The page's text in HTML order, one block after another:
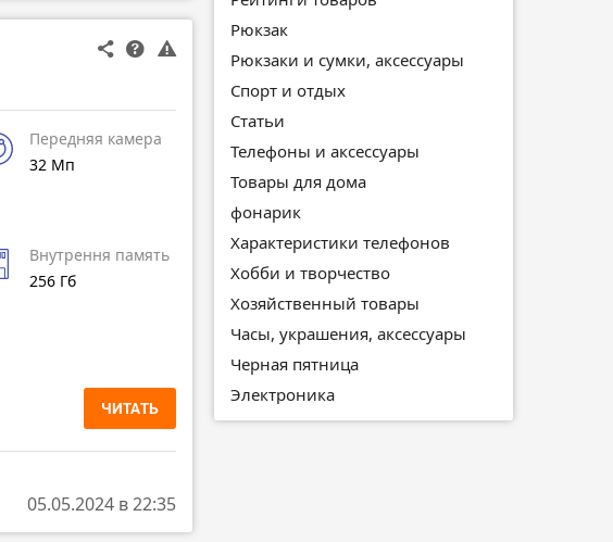
Передняя камера
32 Мп
Внутрення память
256 Гб
ЧИТАТЬ
05.05.2024 в 22:35
Рюкзак
Рюкзаки и сумки, аксессуары
Спорт и отдых
Статьи
Телефоны и аксессуары
Товары для дома
фонарик
Характеристики телефонов
Хобби и творчество
Хозяйственный товары
Часы, украшения, аксессуары
Черная пятница
Электроника